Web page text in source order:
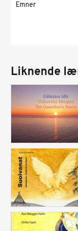
Emner
Liknende